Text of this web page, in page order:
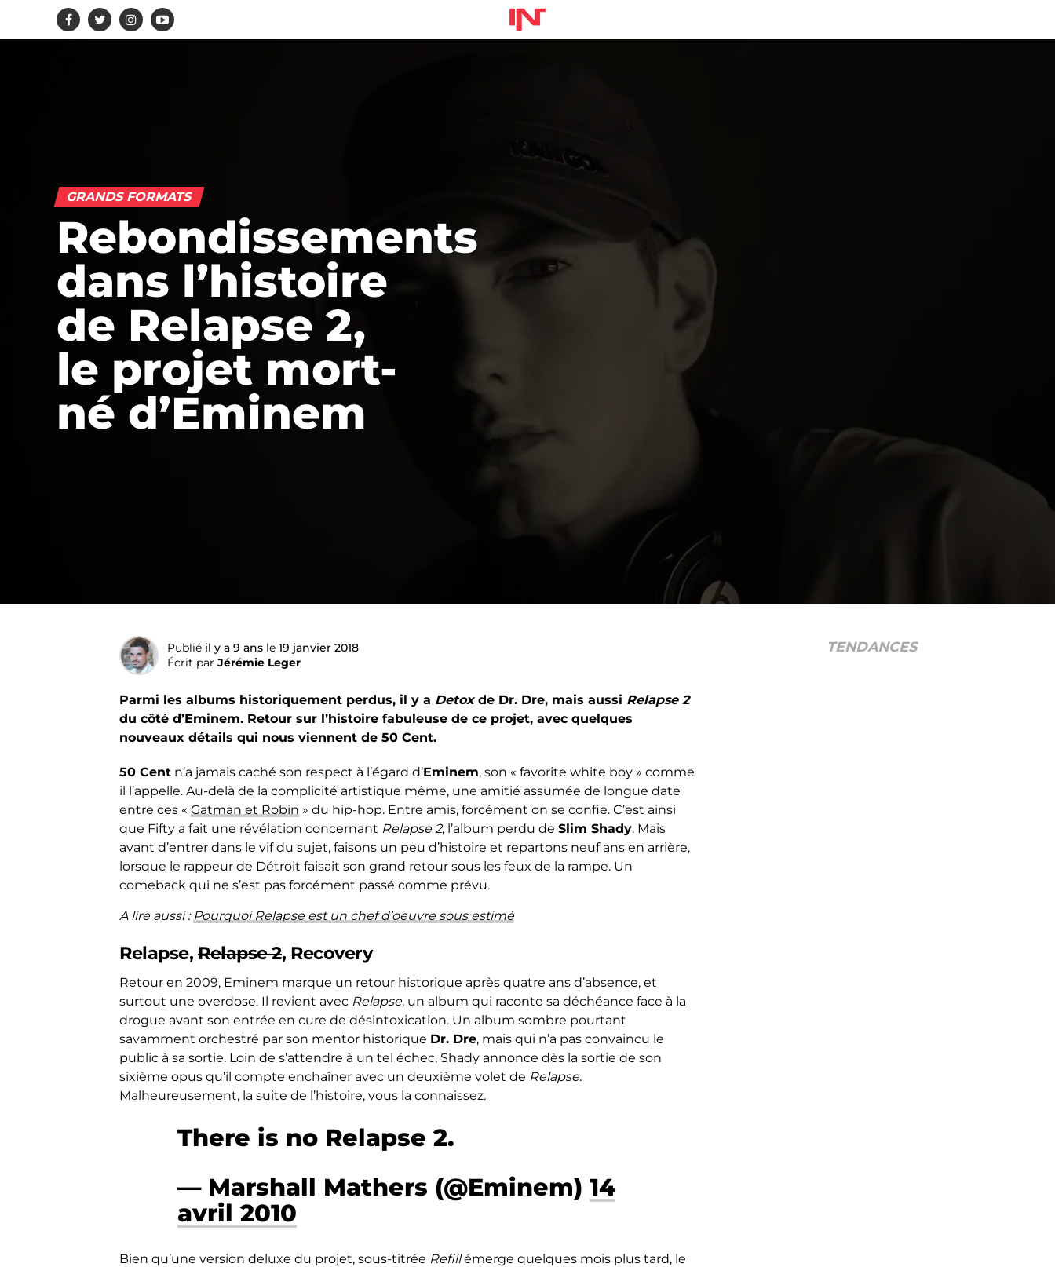
GRANDS FORMATS
Rebondissements
dans l’histoire
de Relapse 2,
le projet mort-
né d’Eminem
Publié il y a 9 ans le 19 janvier 2018
Écrit par Jérémie Leger
Parmi les albums historiquement perdus, il y a Detoxde Dr. Dre, mais aussi Relapse 2
du côté d’Eminem. Retour sur l’histoire fabuleuse de ce projet, avec quelques
nouveaux détails qui nous viennent de 50 Cent.
50 Cent n’a jamais caché son respect à l’égard d’Eminem, son « favorite white boy » comme
il l’appelle. Au-delà de la complicité artistique même, une amitié assumée de longue date
entre ces « Gatman et Robin » du hip-hop. Entre amis, forcément on se confie. C’est ainsi
que Fifty a fait une révélation concernant Relapse 2, l’album perdu de Slim Shady. Mais
avant d’entrer dans le vif du sujet, faisons un peu d’histoire et repartons neuf ans en arrière,
lorsque le rappeur de Détroit faisait son grand retour sous les feux de la rampe. Un
comeback qui ne s’est pas forcément passé comme prévu.
A lire aussi : Pourquoi Relapse est un chef d’oeuvre sous estimé
Relapse, Relapse 2, Recovery
Retour en 2009, Eminem marque un retour historique après quatre ans d’absence, et
surtout une overdose. Il revient avec Relapse, un album qui raconte sa déchéance face à la
drogue avant son entrée en cure de désintoxication. Un album sombre pourtant
savamment orchestré par son mentor historique Dr. Dre, mais qui n’a pas convaincu le
public à sa sortie. Loin de s’attendre à un tel échec, Shady annonce dès la sortie de son
sixième opus qu’il compte enchaîner avec un deuxième volet de Relapse.
Malheureusement, la suite de l’histoire, vous la connaissez.
There is no Relapse 2.
— Marshall Mathers (@Eminem) 14
avril 2010
Bien qu’une version deluxe du projet, sous-titrée Refillémerge quelques mois plus tard, le
TENDANCES